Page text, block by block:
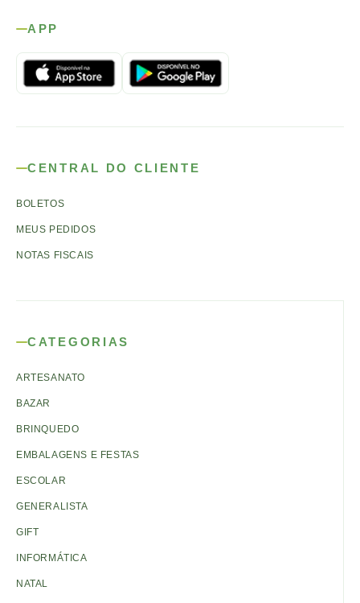
APP
CENTRAL DO CLIENTE
BOLETOS
MEUS PEDIDOS
NOTAS FISCAIS
CATEGORIAS
ARTESANATO
BAZAR
BRINQUEDO
EMBALAGENS E FESTAS
ESCOLAR
GENERALISTA
GIFT
INFORMÁTICA
NATAL